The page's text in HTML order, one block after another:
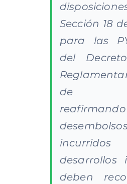
Sección 18
para las
del
de
desarrollos
deben